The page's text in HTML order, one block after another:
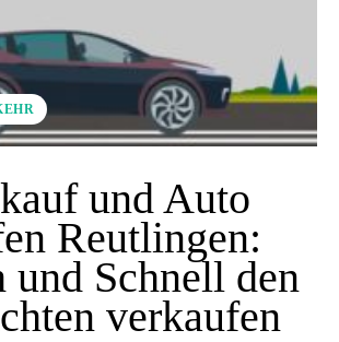
und Auto
Reutlingen:
und Schnell den
verkaufen